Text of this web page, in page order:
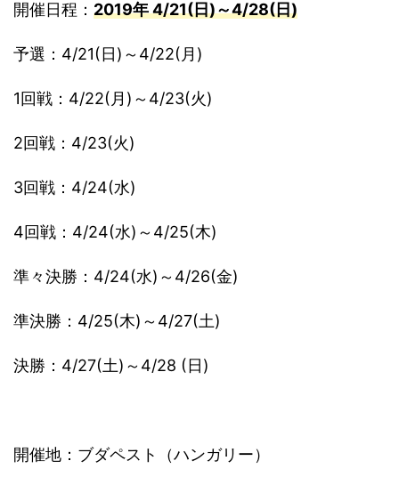
開催日程： 2019年 4/21(日)～4/28(日)
予選：4/21(日)～4/22(月)
1回戦：4/22(月)～4/23(火)
2回戦：4/23(火)
3回戦：4/24(水)
4回戦：4/24(水)～4/25(木)
準々決勝：4/24(水)～4/26(金)
準決勝：4/25(木)～4/27(土)
決勝：4/27(土)～4/28 (日)
開催地：ブダペスト（ハンガリー）